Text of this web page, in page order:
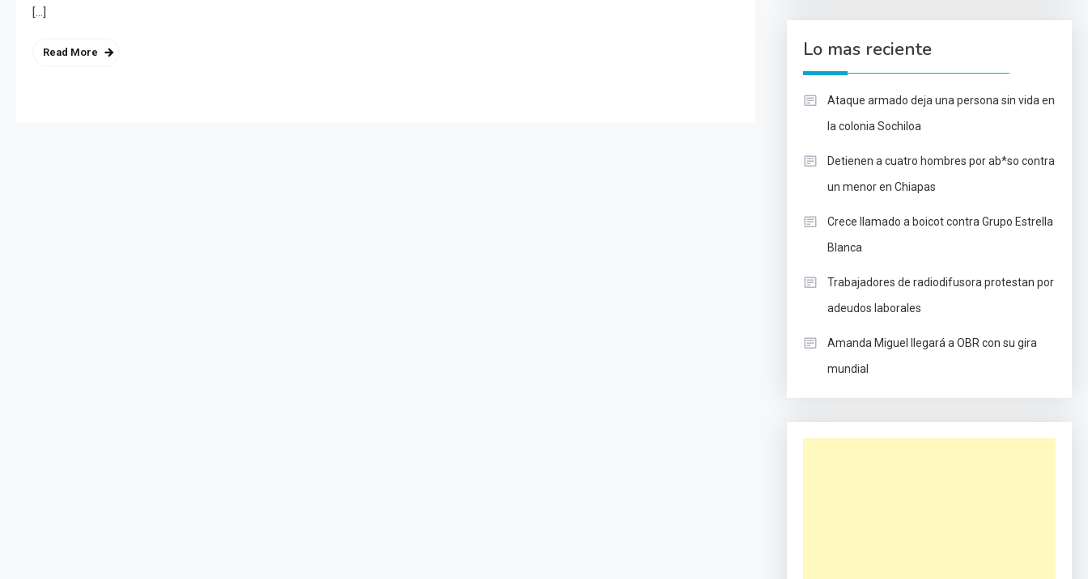
[…]
Read More Lo mas reciente
Ataque armado deja una persona sin vida en
la colonia Sochiloa
Detienen a cuatro hombres por ab*so contra
un menor en Chiapas
Crece llamado a boicot contra Grupo Estrella
Blanca
Trabajadores de radiodifusora protestan por
adeudos laborales
Amanda Miguel llegará a OBR con su gira
mundial